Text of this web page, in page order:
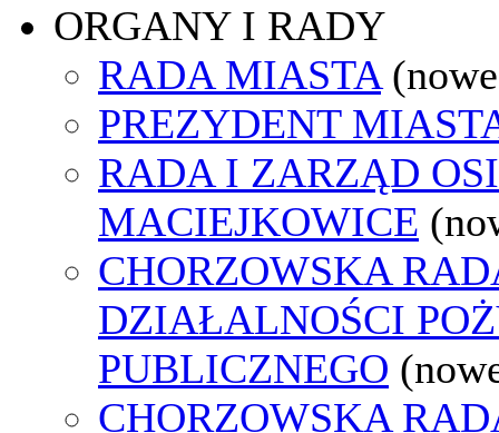
ORGANY I RADY
RADA MIASTA
PREZYDENT
RADA I ZARZĄD
MACIEJKOWICE
CHORZOWSKA
DZIAŁALNOŚCI
PUBLICZNEGO
CHORZOWSKA